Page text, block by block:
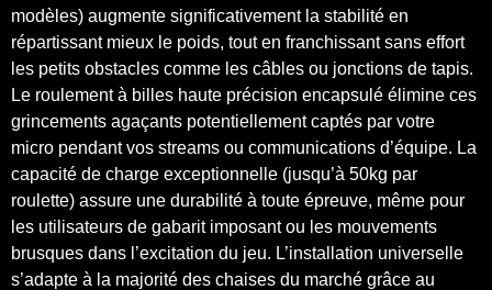
modèles) augmente significativement la stabilité en
répartissant mieux le poids, tout en franchissant sans effort
les petits obstacles comme les câbles ou jonctions de tapis.
Le roulement à billes haute précision encapsulé élimine ces
grincements agaçants potentiellement captés par votre
micro pendant vos streams ou communications d’équipe. La
capacité de charge exceptionnelle (jusqu’à 50kg par
roulette) assure une durabilité à toute épreuve, même pour
les utilisateurs de gabarit imposant ou les mouvements
brusques dans l’excitation du jeu. L’installation universelle
s’adapte à la majorité des chaises du marché grâce au